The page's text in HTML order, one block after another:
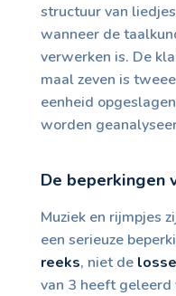
structuur van
wanneer de
verwerken is. De
maal zeven is
eenheid
worden
De beperkingen
Muziek en rijmpjes
een serieuze
reeks, niet de
van 3 heeft geleerd